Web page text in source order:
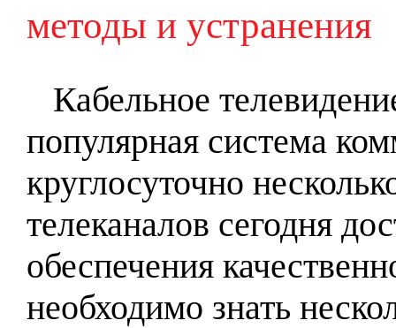
методы и устранения
Кабельное
популярная система
круглосуточно
телеканалов сегодня
обеспечения
необходимо знать